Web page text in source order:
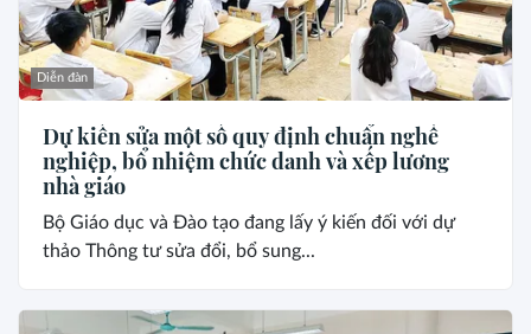
Diễn đàn
Dự kiến sửa một số quy định chuẩn nghề
nghiệp, bổ nhiệm chức danh và xếp lương
nhà giáo
Bộ Giáo dục và Đào tạo đang lấy ý kiến đối với dự
thảo Thông tư sửa đổi, bổ sung...